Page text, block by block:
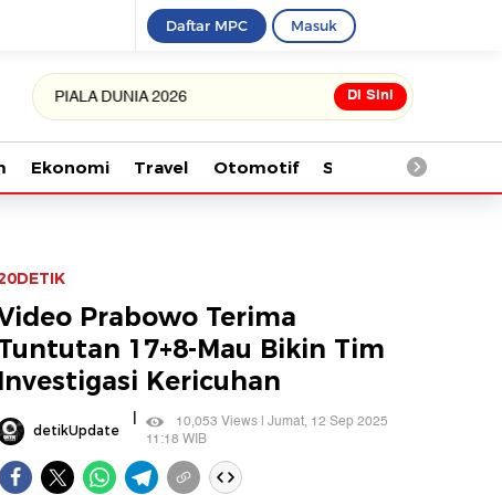
Daftar MPC Masuk
DUNIA 2026 Di Sini
Ekonomi Travel Otomotif Saintek
Prabowo Terima
17+8-Mau Bikin Tim
Investigasi Kericuhan
detikUpdate |
10,053 Views | Jumat, 12 Sep 2025
11:18 WIB